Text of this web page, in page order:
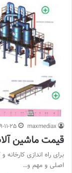
maxmediax
11-25
قیمت ماشین
برای راه اندازی کارخانه
اصلی و مهم و…